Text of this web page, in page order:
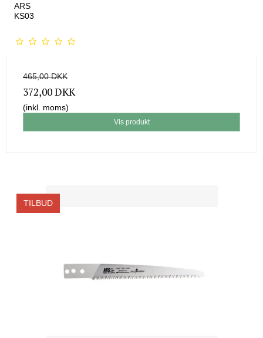
ARS
KS03
465,00 DKK
372,00 DKK
(inkl. moms)
Vis produkt
TILBUD